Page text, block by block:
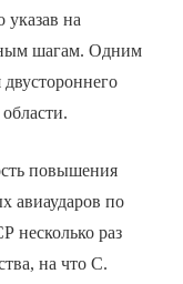
на
шагам. Одним
повышения
авиаударов по
несколько раз
на что С.